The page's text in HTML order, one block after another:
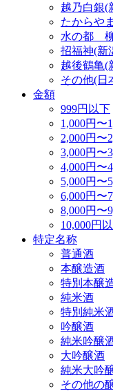
越乃白銀
たからや
水の都
招福神(
越後鶴亀
その他(
金額
999円以下
1,000円〜
2,000円〜
3,000円〜
4,000円〜
5,000円〜
6,000円〜
8,000円〜
10,000円
特定名称
普通酒
本醸造酒
特別本醸
純米酒
特別純米
吟醸酒
純米吟醸
大吟醸酒
純米大吟
その他の